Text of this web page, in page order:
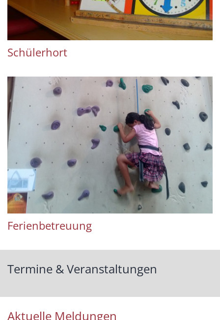
Schülerhort
Ferienbetreuung
Termine & Veranstaltungen
Aktuelle Meldungen